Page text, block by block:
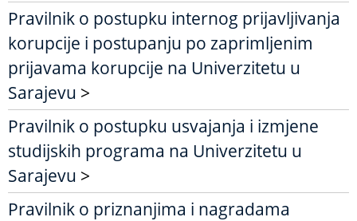
Pravilnik o postupku internog prijavljivanja
korupcije i postupanju po zaprimljenim
prijavama korupcije na Univerzitetu u
Sarajevu >
Pravilnik o postupku usvajanja i izmjene
studijskih programa na Univerzitetu u
Sarajevu >
Pravilnik o priznanjima i nagradama